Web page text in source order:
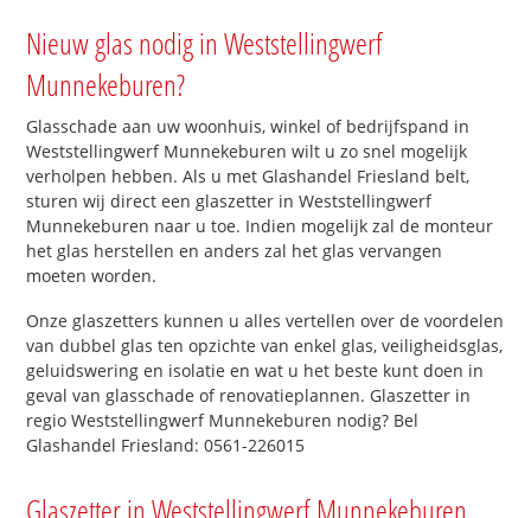
Nieuw glas nodig in Weststellingwerf
Munnekeburen?
Glasschade aan uw woonhuis, winkel of bedrijfspand in
Weststellingwerf Munnekeburen wilt u zo snel mogelijk
verholpen hebben. Als u met Glashandel Friesland belt,
sturen wij direct een glaszetter in Weststellingwerf
Munnekeburen naar u toe. Indien mogelijk zal de monteur
het glas herstellen en anders zal het glas vervangen
moeten worden.
Onze glaszetters kunnen u alles vertellen over de voordelen
van dubbel glas ten opzichte van enkel glas, veiligheidsglas,
geluidswering en isolatie en wat u het beste kunt doen in
geval van glasschade of renovatieplannen. Glaszetter in
regio Weststellingwerf Munnekeburen nodig? Bel
Glashandel Friesland: 0561-226015
Glaszetter in Weststellingwerf Munnekeburen